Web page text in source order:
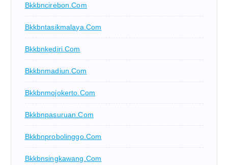
Bkkbncirebon.com
Bkkbntasikmalaya.com
Bkkbnkediri.com
Bkkbnmadiun.com
Bkkbnmojokerto.com
Bkkbnpasuruan.com
Bkkbnprobolinggo.com
Bkkbnsingkawang.com